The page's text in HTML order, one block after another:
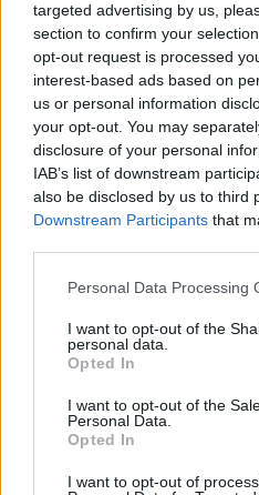
targeted advertising by us,
section to confirm your
opt-out request is processed
interest-based ads based on
us or personal information
your opt-out. You may
disclosure of your personal
IAB’s list of downstream
also be disclosed by us to third
Downstream Participants that
Personal Data Processing
I want to opt-out of the
personal data.
Opted In
I want to opt-out of the
Personal Data.
Opted In
I want to opt-out of
In evidenza